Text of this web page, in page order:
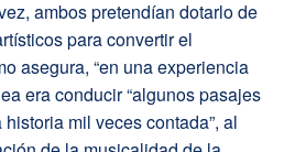
ambos pretendían dotarlo de
para convertir el
asegura, “en una experiencia
era conducir “algunos pasajes
mil veces contada”, al